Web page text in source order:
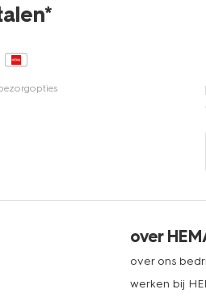
over
over ons
werken bij